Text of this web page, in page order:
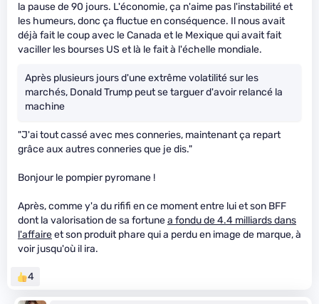
la pause de 90 jours. L'économie, ça n'aime pas l'instabilité et
les humeurs, donc ça fluctue en conséquence. Il nous avait
déjà fait le coup avec le Canada et le Mexique qui avait fait
vaciller les bourses US et là le fait à l'échelle mondiale.
Après plusieurs jours d'une extrême volatilité sur les
marchés, Donald Trump peut se targuer d'avoir relancé la
machine
"J'ai tout cassé avec mes conneries, maintenant ça repart
grâce aux autres conneries que je dis."
Bonjour le pompier pyromane !
Après, comme y'a du rififi en ce moment entre lui et son BFF
dont la valorisation de sa fortunea fondu de 4.4 milliards dans
l'affaireet son produit phare qui a perdu en image de marque, à
voir jusqu'où il ira.
4